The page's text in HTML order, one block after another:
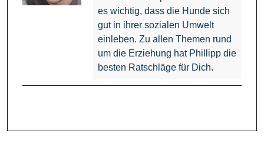
es wichtig, dass die Hunde sich
gut in ihrer sozialen Umwelt
einleben. Zu allen Themen rund
um die Erziehung hat Phillipp die
besten Ratschläge für Dich.